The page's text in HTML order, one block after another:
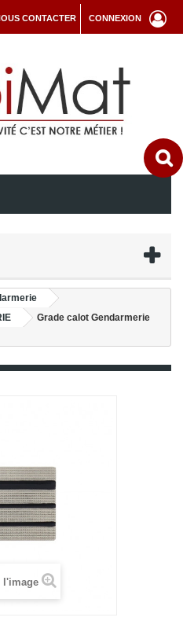
CONNEXION
CONTACTER
Grade calot Gendarmerie
l'image